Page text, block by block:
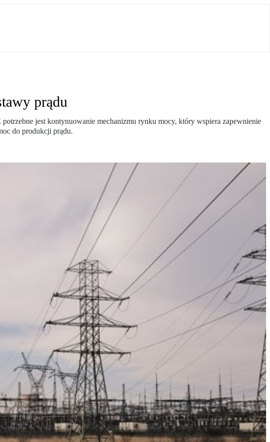
prądu
jest kontynuowanie mechanizmu rynku mocy, który wspiera zapewnienie
do produkcji prądu.